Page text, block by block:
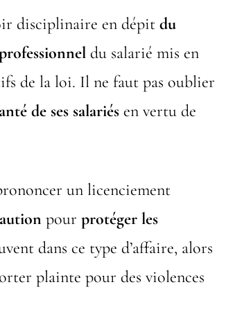
disciplinaire en dépit du
du salarié mis en
de la loi. Il ne faut pas oublier
de ses salariés en vertu de
un licenciement
pour protéger les
dans ce type d’affaire, alors
plainte pour des violences